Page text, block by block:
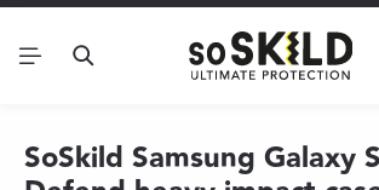
SoSkild Samsung Galaxy